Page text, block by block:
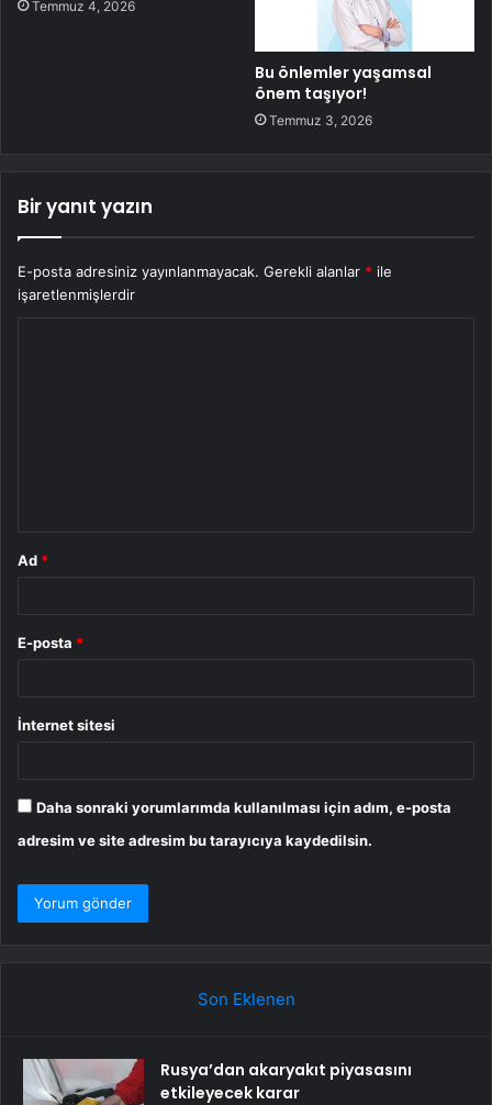
Temmuz 4, 2026
Bu önlemler yaşamsal
önem taşıyor!
Temmuz 3, 2026
Bir yanıt yazın
E-posta adresiniz yayınlanmayacak. Gerekli alanlar * ile
işaretlenmişlerdir
Ad *
E-posta *
İnternet sitesi
Daha sonraki yorumlarımda kullanılması için adım, e-posta
adresim ve site adresim bu tarayıcıya kaydedilsin.
Son Eklenen
Rusya’dan akaryakıt piyasasını
etkileyecek karar